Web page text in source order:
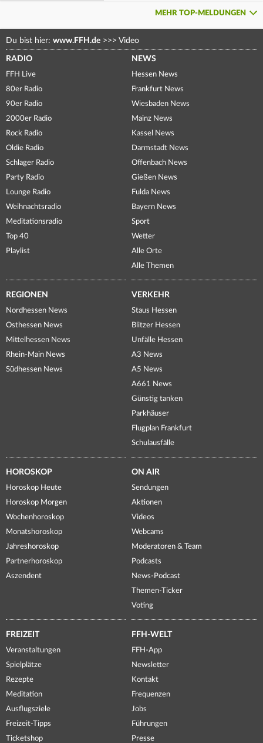
MEHR TOP-MELDUNGEN
Du bist hier: www.FFH.de >>> Video
RADIO
FFH Live
80er Radio
90er Radio
2000er Radio
Rock Radio
Oldie Radio
Schlager Radio
Party Radio
Lounge Radio
Weihnachtsradio
Meditationsradio
Top 40
Playlist
NEWS
Hessen News
Frankfurt News
Wiesbaden News
Mainz News
Kassel News
Darmstadt News
Offenbach News
Gießen News
Fulda News
Bayern News
Sport
Wetter
Alle Orte
Alle Themen
REGIONEN
Nordhessen News
Osthessen News
Mittelhessen News
Rhein-Main News
Südhessen News
VERKEHR
Staus Hessen
Blitzer Hessen
Unfälle Hessen
A3 News
A5 News
A661 News
Günstig tanken
Parkhäuser
Flugplan Frankfurt
Schulausfälle
HOROSKOP
Horoskop Heute
Horoskop Morgen
Wochenhoroskop
Monatshoroskop
Jahreshoroskop
Partnerhoroskop
Aszendent
ON AIR
Sendungen
Aktionen
Videos
Webcams
Moderatoren & Team
Podcasts
News-Podcast
Themen-Ticker
Voting
FREIZEIT
Veranstaltungen
Spielplätze
Rezepte
Meditation
Ausflugsziele
Freizeit-Tipps
Ticketshop
FFH-WELT
FFH-App
Newsletter
Kontakt
Frequenzen
Jobs
Führungen
Presse